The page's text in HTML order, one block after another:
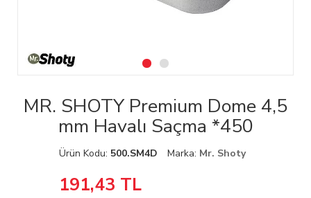
MR. SHOTY Premium Dome 4,5
mm Havalı Saçma *450
Ürün Kodu: 500.SM4D Marka: Mr. Shoty
191,43 TL